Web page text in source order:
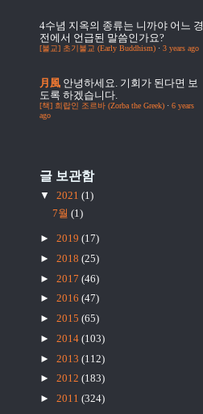
4수념 지옥의 종류는 니까야 어느 경
전에서 언급된 말씀인가요?
[불교] 초기불교 (Early Buddhism) · 3 years ago
月風 안녕하세요. 기회가 된다면 보
도록 하겠습니다.
[책] 희랍인 조르바 (Zorba the Greek) · 6 years
ago
글 보관함
▼ 2021 (1)
7월 (1)
► 2019 (17)
► 2018 (25)
► 2017 (46)
► 2016 (47)
► 2015 (65)
► 2014 (103)
► 2013 (112)
► 2012 (183)
► 2011 (324)